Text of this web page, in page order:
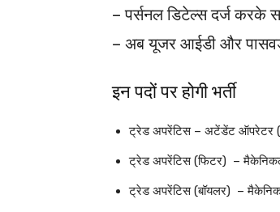
– पर्सनल डिटेल्स दर्ज करके
– अब यूजर आईडी और
इन पदों पर होगी भर्ती
ट्रेड अपरेंटिस – अटेंडेंट ऑपरेटर
ट्रेड अपरेंटिस (फिटर) –
ट्रेड अपरेंटिस (बॉयलर) –